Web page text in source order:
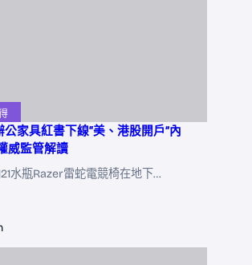
公家具紅書下線“美、港股開戶”內
威監管解讀
水瓶Razer雷蛇電競椅在地下…